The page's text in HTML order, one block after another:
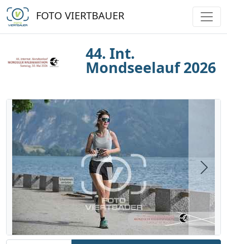
FOTO VIERTBAUER
44. Int.
Mondseelauf 2026
Next